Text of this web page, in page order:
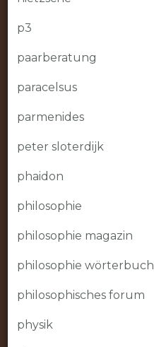
p3
paarberatung
paracelsus
parmenides
peter sloterdijk
phaidon
philosophie
philosophie magazin
philosophie wörterbuch
philosophisches forum
physik